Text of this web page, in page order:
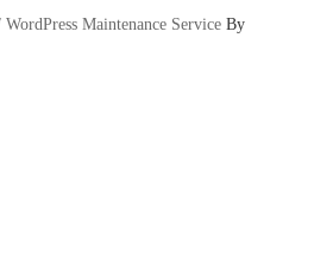
WordPress Maintenance Service By